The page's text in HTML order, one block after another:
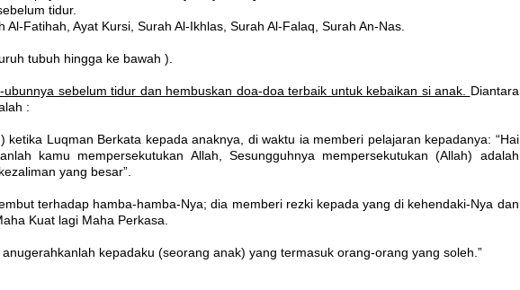
tidur.
Al-Fatihah, Ayat Kursi, Surah Al-Ikhlas, Surah Al-Falaq, Surah An-Nas.
tubuh hingga ke bawah ).
ubunnya sebelum tidur dan hembuskan doa-doa terbaik untuk kebaikan si anak. Diantara
:
ketika Luqman Berkata kepada anaknya, di waktu ia memberi pelajaran kepadanya: “Hai
kamu mempersekutukan Allah, Sesungguhnya mempersekutukan (Allah) adalah
yang besar”.
terhadap hamba-hamba-Nya; dia memberi rezki kepada yang di kehendaki-Nya dan
Kuat lagi Maha Perkasa.
anugerahkanlah kepadaku (seorang anak) yang termasuk orang-orang yang soleh.”